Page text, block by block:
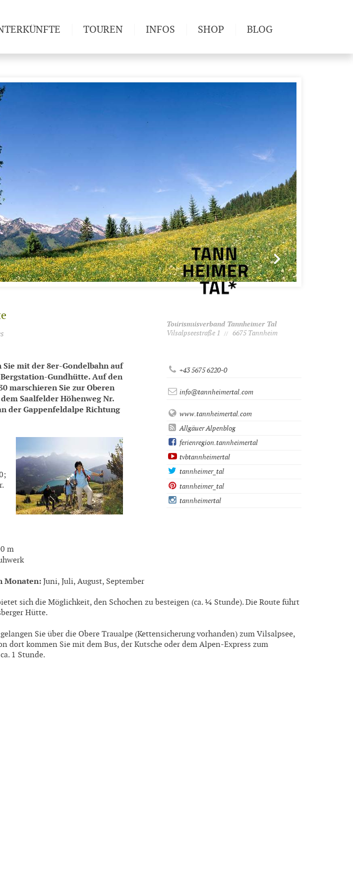
mit der 8er-Gondelbahn auf
Gundhütte. Auf den
marschieren Sie zur Oberen
Saalfelder Höhenweg Nr.
der Gappenfeldalpe Richtung
m
Monaten: Juni, Juli, August, September
sich die Möglichkeit, den Schochen zu besteigen (ca. ¼ Stunde). Die Route führt
Hütte.
Sie über die Obere Traualpe (Kettensicherung vorhanden) zum Vilsalpsee,
dort kommen Sie mit dem Bus, der Kutsche oder dem Alpen-Express zum
1 Stunde.
Tourismusverband Tannheimer Tal
Vilsalpseestraße 1
// 6675 Tannheim
+43 5675 6220-0
info@tannheimertal.com
www.tannheimertal.com
Allgäuer Alpenblog
ferienregion.tannheimertal
tvbtannheimertal
tannheimer_tal
tannheimer_tal
tannheimertal
TOUREN INFOS SHOP BLOG